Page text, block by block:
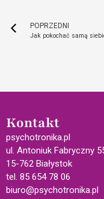
POPRZEDNI
Kontakt
psychotronika.pl
ul. Antoniuk Fabryczny
15-762 Białystok
tel. 85 654 78 06
biuro@psychotronika.pl